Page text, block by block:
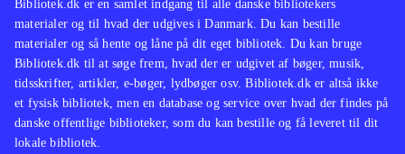
Bibliotek.dk er en samlet indgang til alle danske bibliotekers
materialer og til hvad der udgives i Danmark. Du kan bestille
materialer og så hente og låne på dit eget bibliotek. Du kan bruge
Bibliotek.dk til at søge frem, hvad der er udgivet af bøger, musik,
tidsskrifter, artikler, e-bøger, lydbøger osv. Bibliotek.dk er altså ikke
et fysisk bibliotek, men en database og service over hvad der findes på
danske offentlige biblioteker, som du kan bestille og få leveret til dit
lokale bibliotek.